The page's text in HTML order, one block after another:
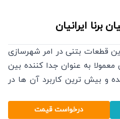
برنا ایرانیان
قطعات بتنی در امر شهرسازی
به عنوان جدا کننده بین
و بیش ترین کاربرد آن ها در
درخواست قیمت